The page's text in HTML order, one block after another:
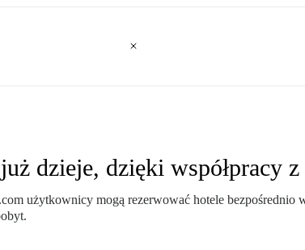
dzieje, dzięki współpracy
użytkownicy mogą rezerwować hotele